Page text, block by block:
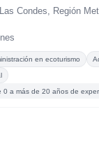
Condes, Región
en ecoturismo
0 a más de 20 años de